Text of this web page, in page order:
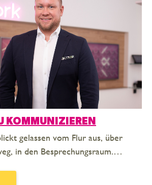
KOMMUNIZIEREN
gelassen vom Flur aus, über
in den Besprechungsraum.…